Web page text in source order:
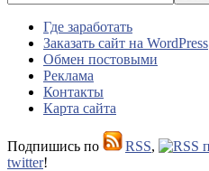
Где заработать
Заказать сайт на WordPress
Обмен постовыми
Реклама
Контакты
Карта сайта
Подпишись по RSS,
twitter!